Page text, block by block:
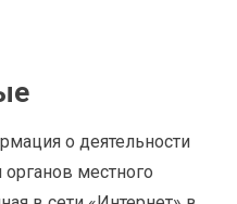
о деятельности
местного